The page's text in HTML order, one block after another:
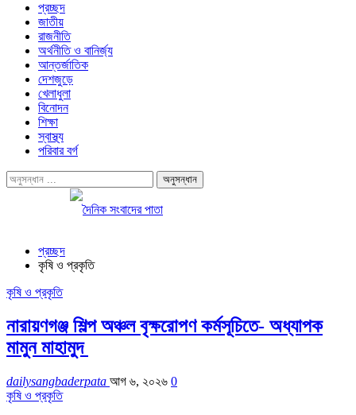
প্রচ্ছদ
জাতীয়
রাজনীতি
অর্থনীতি ও বানির্জ্য
আন্তর্জাতিক
দেশজুড়ে
খেলাধুলা
বিনোদন
শিক্ষা
স্বাস্থ্য
পরিবার বর্গ
প্রচ্ছদ
কৃষি ও প্রকৃতি
কৃষি ও প্রকৃতি
নারায়ণগঞ্জ শিল্প অঞ্চল বৃক্ষরোপণ কর্মসূচিতে- অধ্যাপক
মামুন মাহামুদ
dailysangbaderpata আগ ৬, ২০২৬ 0
কৃষি ও প্রকৃতি